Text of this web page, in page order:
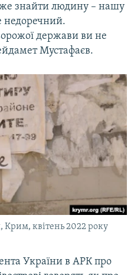
знайти людину – нашу
недоречний.
держави ви не
Мустафаєв.
Крим, квітень 2022 року
України в АРК про